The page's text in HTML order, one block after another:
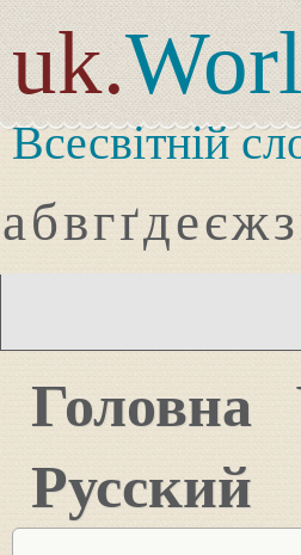
uk.
Всесвітній
абвгґдеєжз
Головна
Русский